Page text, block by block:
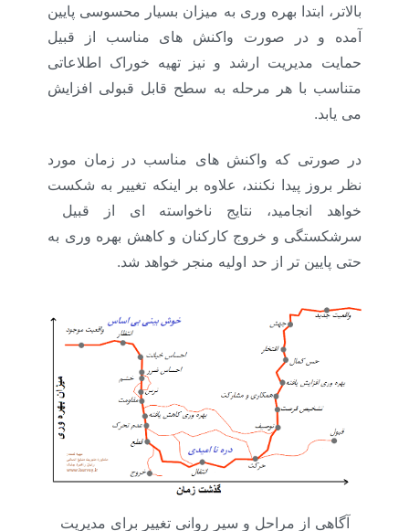
بالاتر، ابتدا بهره وری به میزان بسیار محسوسی پایین
آمده و در صورت واکنش های مناسب از قبیل
حمایت مدیریت ارشد و نیز تهیه خوراک اطلاعاتی
متناسب با هر مرحله به سطح قابل قبولی افزایش
می یابد.
در صورتی که واکنش های مناسب در زمان مورد
نظر بروز پیدا نکنند، علاوه بر اینکه تغییر به شکست
خواهد انجامید، نتایج ناخواسته ای از قبیل
سرشکستگی و خروج کارکنان و کاهش بهره وری به
حتی پایین تر از حد اولیه منجر خواهد شد.
آگاهی از مراحل و سیر روانی تغییر برای مدیریت